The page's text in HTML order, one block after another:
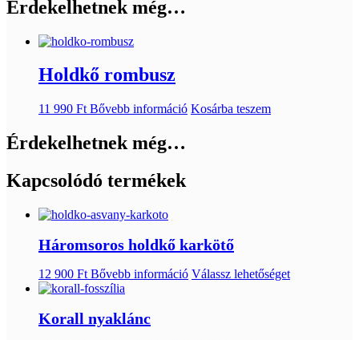
Érdekelhetnek még…
Holdkő rombusz
11 990 Ft Bővebb információ Kosárba teszem
Érdekelhetnek még…
Kapcsolódó termékek
Háromsoros holdkő karkötő
12 900 Ft Bővebb információ Válassz lehetőséget
Korall nyaklánc